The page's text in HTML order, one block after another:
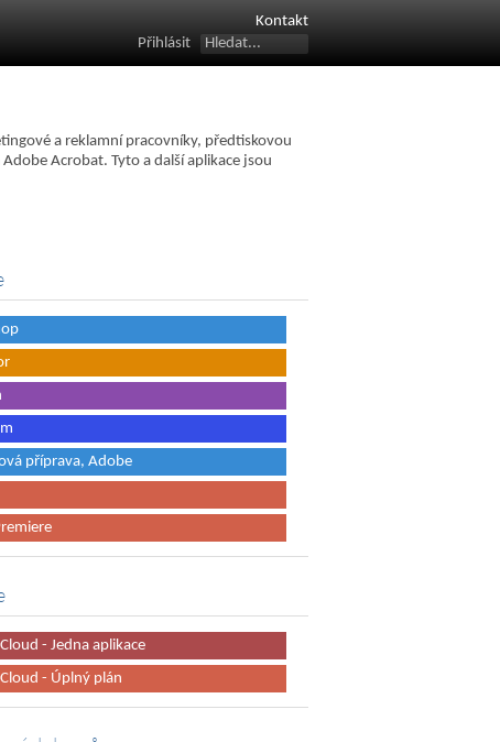
Kontakt
Přihlásit
a reklamní pracovníky, předtiskovou
Acrobat. Tyto a další aplikace jsou
příprava, Adobe
- Jedna aplikace
- Úplný plán